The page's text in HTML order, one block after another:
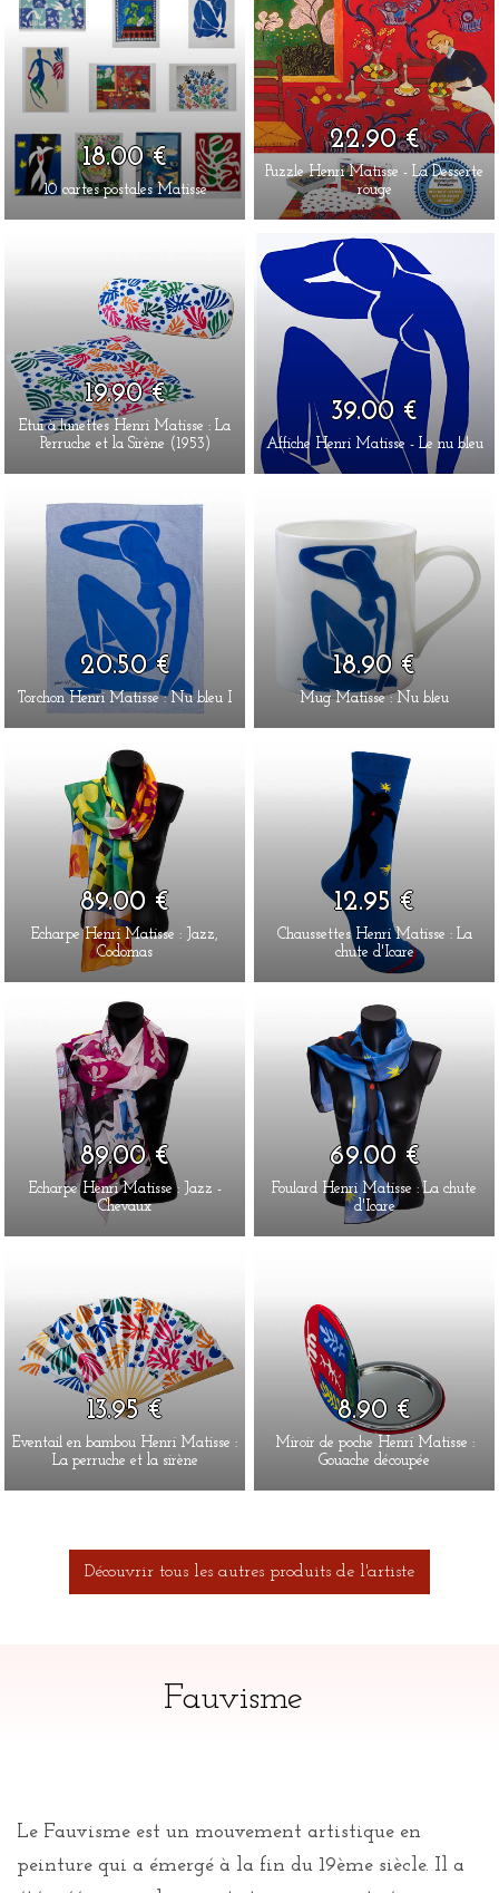
18.00 €
10 cartes postales Matisse
22.90 €
Puzzle Henri Matisse - La Desserte
rouge
19.90 €
Etui à lunettes Henri Matisse : La
Perruche et la Sirène (1953)
39.00 €
Affiche Henri Matisse - Le nu bleu
20.50 €
Torchon Henri Matisse : Nu bleu I
18.90 €
Mug Matisse : Nu bleu
89.00 €
Echarpe Henri Matisse : Jazz,
Codomas
12.95 €
Chaussettes Henri Matisse : La
chute d'Icare
89.00 €
Echarpe Henri Matisse : Jazz -
Chevaux
69.00 €
Foulard Henri Matisse : La chute
d'Icare
13.95 €
Eventail en bambou Henri Matisse :
La perruche et la sirène
8.90 €
Miroir de poche Henri Matisse :
Gouache découpée
Découvrir tous les autres produits de l'artiste
Fauvisme
Le Fauvisme est un mouvement artistique en
peinture qui a émergé à la fin du 19ème siècle. Il a